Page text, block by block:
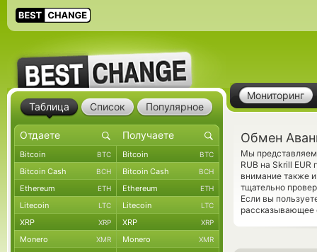
Мониторинг
Обмен
Мы представляем
RUB на Skrill
внимание также
тщательно
Если вы
рассказывающее
Таблица Список Популярное
Bitcoin BTC Bitcoin BTC
Bitcoin Cash BCH Bitcoin Cash BCH
Ethereum ETH Ethereum ETH
Litecoin LTC Litecoin LTC
XRP XRP XRP XRP
Monero XMR Monero XMR